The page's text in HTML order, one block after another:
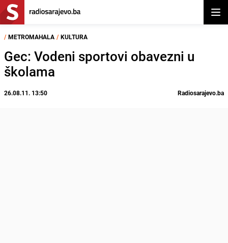
/ METROMAHALA / KULTURA
Gec: Vodeni sportovi obavezni u
školama
26.08.11. 13:50 Radiosarajevo.ba